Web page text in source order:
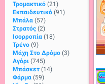
Τρομακτικό (21)
Εκπαιδευτικό (91)
Μπάλα (57)
Στρατός (2)
Ισορροπία (18)
Τρένο (9)
Μάχη Στο Δρόμο (3)
Αγόρι (745)
Μπάσκετ (14)
Φάρμα (59)